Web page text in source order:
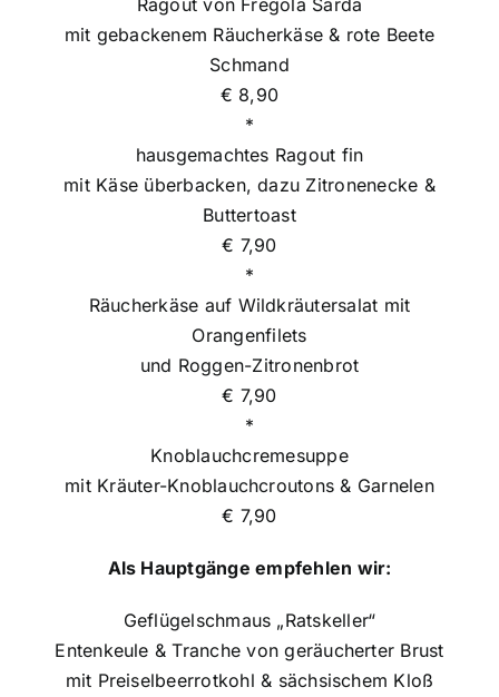
mit gebackenem Räucherkäse & rote Beete
Schmand
€ 8,90
*
hausgemachtes Ragout fin
mit Käse überbacken, dazu Zitronenecke &
Buttertoast
€ 7,90
*
Räucherkäse auf Wildkräutersalat mit
Orangenfilets
und Roggen-Zitronenbrot
€ 7,90
*
Knoblauchcremesuppe
mit Kräuter-Knoblauchcroutons & Garnelen
€ 7,90
Als Hauptgänge empfehlen wir:
Geflügelschmaus „Ratskeller“
Entenkeule & Tranche von geräucherter Brust
mit Preiselbeerrotkohl & sächsischem Kloß